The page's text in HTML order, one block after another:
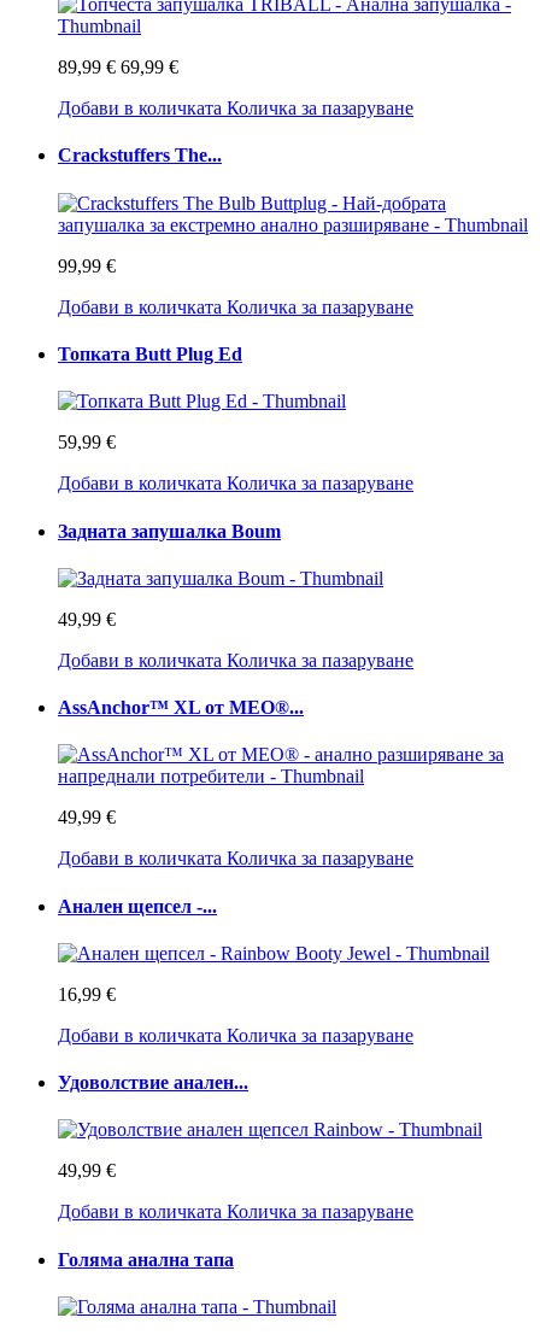
89,99 € 69,99 €
Добави в количката Количка за пазаруване
Crackstuffers The...
99,99 €
Добави в количката Количка за пазаруване
Топката Butt Plug Ed
59,99 €
Добави в количката Количка за пазаруване
Задната запушалка Boum
49,99 €
Добави в количката Количка за пазаруване
AssAnchor™ XL от MEO®...
49,99 €
Добави в количката Количка за пазаруване
Анален щепсел -...
16,99 €
Добави в количката Количка за пазаруване
Удоволствие анален...
49,99 €
Добави в количката Количка за пазаруване
Голяма анална тапа